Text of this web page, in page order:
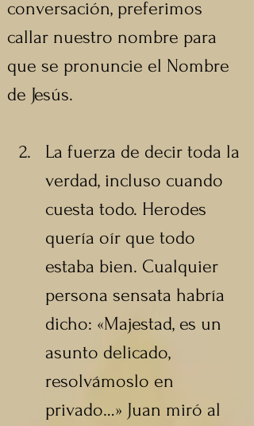
conversación, preferimos
callar nuestro nombre para
que se pronuncie el Nombre
de Jesús.
La fuerza de decir toda la
verdad, incluso cuando
cuesta todo. Herodes
quería oír que todo
estaba bien. Cualquier
persona sensata habría
dicho: «Majestad, es un
asunto delicado,
resolvámoslo en
privado…» Juan miró al